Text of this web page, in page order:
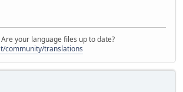
your language files up to date?
community/translations